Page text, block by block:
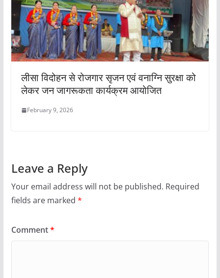
लीसा विदोहन से रोजगार सृजन एवं वनाग्नि सुरक्षा को
लेकर जन जागरूकता कार्यक्रम आयोजित
February 9, 2026
Leave a Reply
Your email address will not be published. Required
fields are marked *
Comment*